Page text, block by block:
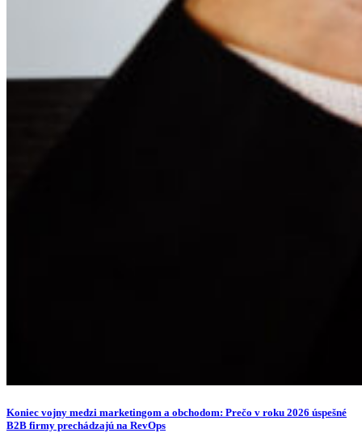
Koniec vojny medzi marketingom a obchodom: Prečo v roku 2026 úspešné
B2B firmy prechádzajú na RevOps